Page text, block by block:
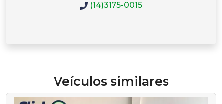
(14)3175-0015
Veículos similares